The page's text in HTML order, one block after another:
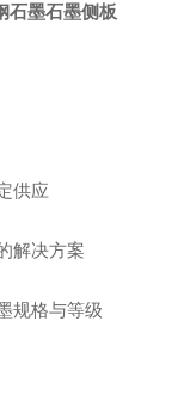
石墨石墨侧板
供应
解决方案
规格与等级